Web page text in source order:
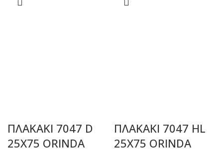
ΠΛΑΚΑΚΙ 7047 D
25X75 ORINDA
ΠΛΑΚΑΚΙ 7047 HL
25X75 ORINDA